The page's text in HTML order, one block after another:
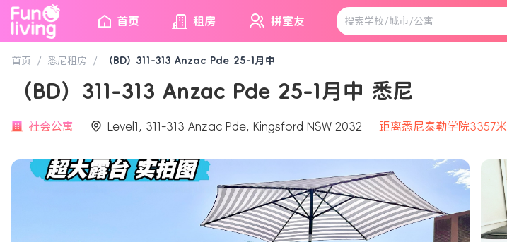
首页 租房 拼室友
首页 / 悉尼租房 / （BD）311-313 Anzac Pde 25-1月中
（BD）311-313 Anzac Pde 25-1月中 悉尼
社会公寓 Level1, 311-313 Anzac Pde, Kingsford NSW 2032 距离悉尼泰勒学院3357米